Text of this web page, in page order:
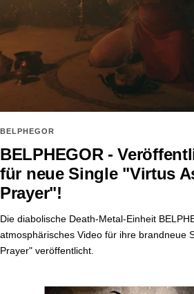
BELPHEGOR
BELPHEGOR -
für neue Single "Virtus
Prayer"!
Die diabolische Death-Metal-Einheit
atmosphärisches Video für ihre brandneue
Prayer" veröffentlicht.